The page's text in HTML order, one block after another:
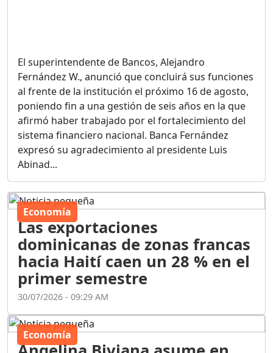
El superintendente de Bancos, Alejandro
Fernández W., anunció que concluirá sus funciones
al frente de la institución el próximo 16 de agosto,
poniendo fin a una gestión de seis años en la que
afirmó haber trabajado por el fortalecimiento del
sistema financiero nacional. Banca Fernández
expresó su agradecimiento al presidente Luis
Abinad...
Economía
Las exportaciones
dominicanas de zonas francas
hacia Haití caen un 28 % en el
primer semestre
30/07/2026 - 09:29 AM
Economía